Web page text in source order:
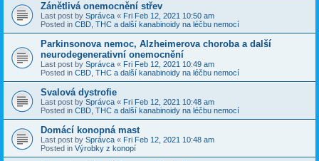
Zánětlivá onemocnění střev
Last post by Správca « Fri Feb 12, 2021 10:50 am
Posted in CBD, THC a další kanabinoidy na léčbu nemocí
Parkinsonova nemoc, Alzheimerova choroba a další
neurodegenerativní onemocnění
Last post by Správca « Fri Feb 12, 2021 10:49 am
Posted in CBD, THC a další kanabinoidy na léčbu nemocí
Svalová dystrofie
Last post by Správca « Fri Feb 12, 2021 10:48 am
Posted in CBD, THC a další kanabinoidy na léčbu nemocí
Domácí konopná mast
Last post by Správca « Fri Feb 12, 2021 10:48 am
Posted in Výrobky z konopí